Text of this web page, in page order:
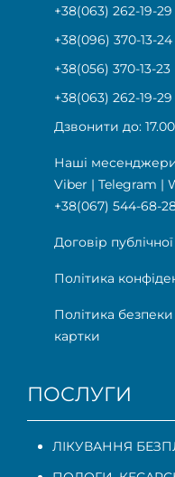
+38(063) 262-19-29
+38(096) 370-13-24
+38(056) 370-13-23
+38(063) 262-19-29
Дзвонити до:
Наші
Viber | Telegram |
+38(067) 544-68-
Договір
Політика
Політика безпеки
картки
ПОСЛУГИ
ЛІКУВАННЯ